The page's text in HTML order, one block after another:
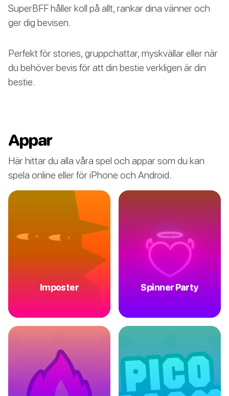
SuperBFF håller koll på allt, rankar dina vänner och
ger dig bevisen.
Perfekt för stories, gruppchattar, myskvällar eller när
du behöver bevis för att din bestie verkligen är din
bestie.
Appar
Här hittar du alla våra spel och appar som du kan
spela online eller för iPhone och Android.
Imposter Spinner Party